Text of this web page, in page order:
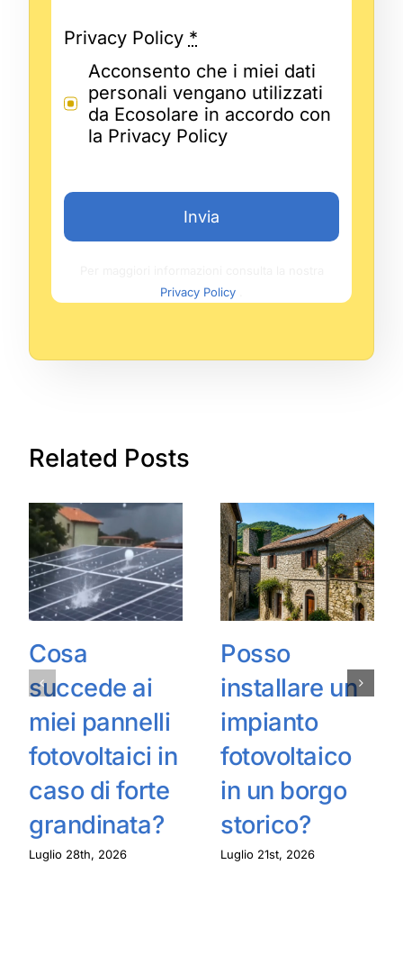
Privacy Policy *
Acconsento che i miei dati
personali vengano utilizzati
da Ecosolare in accordo con
la Privacy Policy
Invia
Privacy Policy
Related Posts
Cosa
succede ai
miei pannelli
fotovoltaici in
caso di forte
grandinata?
Luglio 28th, 2026
Posso
installare un
impianto
fotovoltaico
in un borgo
storico?
Luglio 21st, 2026